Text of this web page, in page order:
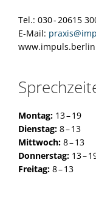
Tel.: 030 - 20615
E-Mail:
www.impuls.berlin
Montag:13 – 19
Dienstag: 8 – 13
Mittwoch:8 – 13
Donnerstag: 13 –
Freitag: 8 – 13